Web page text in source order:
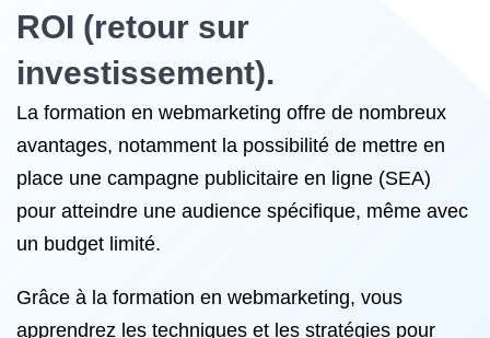
ROI (retour sur
investissement).
La formation en webmarketing offre de nombreux
avantages, notamment la possibilité de mettre en
place une campagne publicitaire en ligne (SEA)
pour atteindre une audience spécifique, même avec
un budget limité.
Grâce à la formation en webmarketing, vous
apprendrez les techniques et les stratégies pour